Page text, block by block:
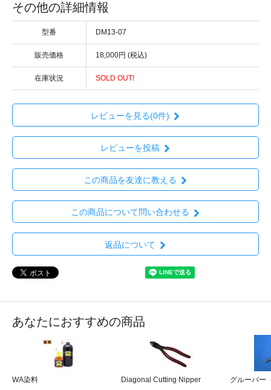
その他の詳細情報
型番 DM13-07
販売価格 18,000円 (税込)
在庫状況 SOLD OUT!
レビューを見る(0件)
レビューを投稿
この商品を友達に教える
この商品について問い合わせる
返品について
あなたにおすすめの商品
WA染料 Diagonal Cutting Nipper
グルーバー